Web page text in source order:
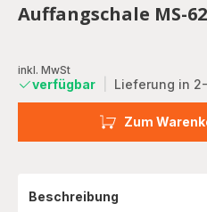
Auffangschale MS-
inkl. MwSt
verfügbar Lieferung in
Zum
Beschreibung